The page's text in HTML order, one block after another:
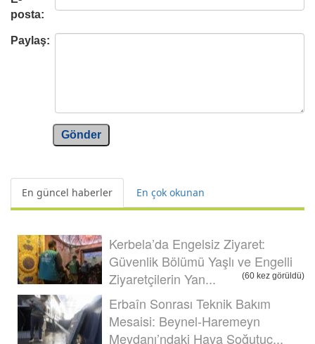
posta:
Paylaş:
Gönder
En güncel haberler En çok okunan
Kerbela’da Engelsiz Ziyaret:
Güvenlik Bölümü Yaşlı ve Engelli
Ziyaretçilerin Yan...
(60 kez görüldü)
Erbaîn Sonrası Teknik Bakım
Mesaisi: Beynel-Haremeyn
Meydanı’ndaki Hava Soğutuc...